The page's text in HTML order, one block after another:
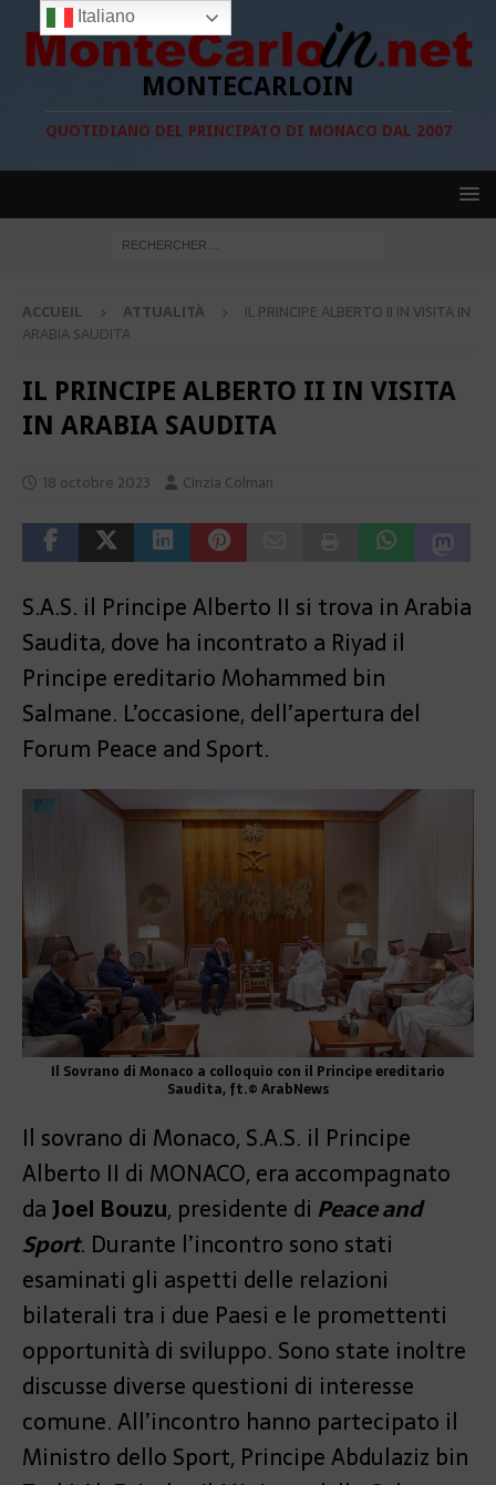
MONTECARLOIN
QUOTIDIANO DEL PRINCIPATO DI MONACO DAL 2007
ACCUEIL ATTUALITÀ
IL PRINCIPE ALBERTO II IN VISITA IN
ARABIA SAUDITA
IL PRINCIPE ALBERTO II IN VISITA
IN ARABIA SAUDITA
18 octobre 2023 Cinzia Colman
S.A.S. il Principe Alberto II si trova in Arabia
Saudita, dove ha incontrato a Riyad il
Principe ereditario Mohammed bin
Salmane. L’occasione, dell’apertura del
Forum Peace and Sport.
Il Sovrano di Monaco a colloquio con il Principe ereditario
Saudita, ft.© ArabNews
Il sovrano di Monaco, S.A.S. il Principe
Alberto II di MONACO, era accompagnato
daJoel Bouzu, presidente di Peace and
Sport. Durante l’incontro sono stati
esaminati gli aspetti delle relazioni
bilaterali tra i due Paesi e le promettenti
opportunità di sviluppo. Sono state inoltre
discusse diverse questioni di interesse
comune. All’incontro hanno partecipato il
Ministro dello Sport, Principe Abdulaziz bin
Italiano